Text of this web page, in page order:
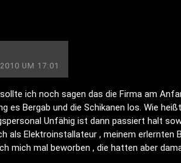
UM 17:01
ich noch sagen das die Firma am
es Bergab und die Schikanen los. Wie
Unfähig ist dann passiert halt
als Elektroinstallateur , meinem erlernten
mich mal beworben , die hatten aber